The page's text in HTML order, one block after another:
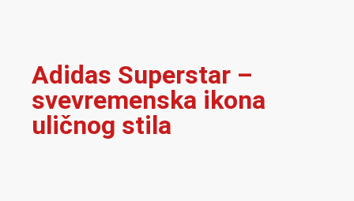
Adidas Superstar –
svevremenska ikona
uličnog stila